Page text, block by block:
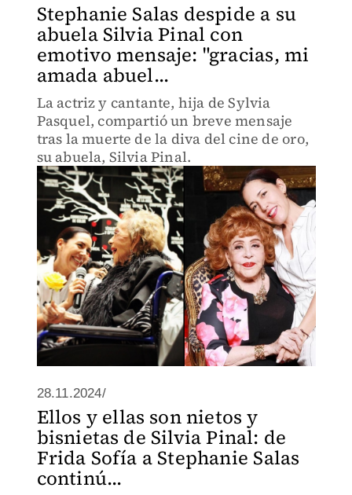
Stephanie Salas despide a su
abuela Silvia Pinal con
emotivo mensaje: "gracias, mi
amada abuel...
La actriz y cantante, hija de Sylvia
Pasquel, compartió un breve mensaje
tras la muerte de la diva del cine de oro,
su abuela, Silvia Pinal.
28.11.2024/
Ellos y ellas son nietos y
bisnietas de Silvia Pinal: de
Frida Sofía a Stephanie Salas
continú...